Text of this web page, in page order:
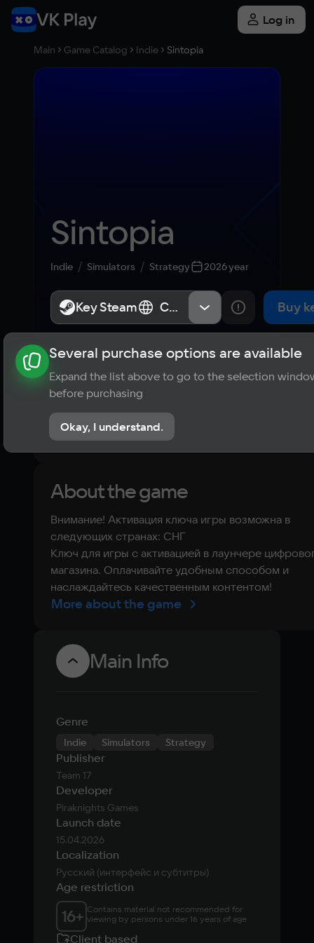
Log in
Main Game Catalog Indie Sintopia
Sintopia
Indie Simulators Strategy 2026 year
Key Steam СНГ Buy
About the game News Requirements
? Player ratings
No reviews
About the game
Внимание! Активация ключа игры возможна в
следующих странах: СНГ
Ключ для игры с активацией в лаунчере
магазина. Оплачивайте удобным способом и
наслаждайтесь качественным контентом!
More about the game
Main Info
Genre
Indie Simulators Strategy
Publisher
Team 17
Developer
Piraknights Games
Launch date
15.04.2026
Localization
Русский (интерфейс и субтитры)
Age restriction
16+ Contains material not recommended for
viewing by persons under 16 years of age
Client based
Key Steam СНГ
Several purchase options are available
Expand the list above to go to the selection
before purchasing
Okay, I understand.